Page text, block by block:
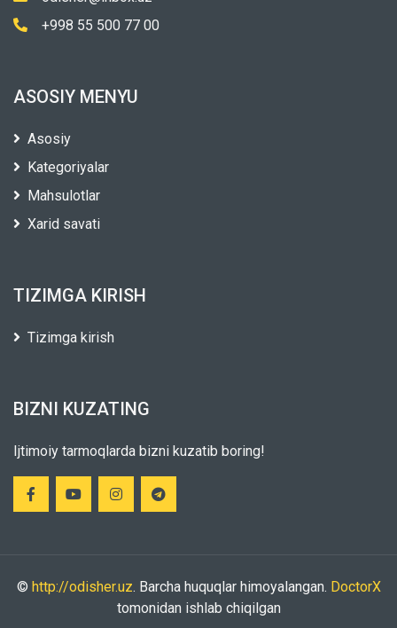
+998 55 500 77 00
ASOSIY MENYU
Asosiy
Kategoriyalar
Mahsulotlar
Xarid savati
TIZIMGA KIRISH
Tizimga kirish
BIZNI KUZATING
Ijtimoiy tarmoqlarda bizni kuzatib boring!
© http://odisher.uz. Barcha huquqlar himoyalangan. DoctorX
tomonidan ishlab chiqilgan